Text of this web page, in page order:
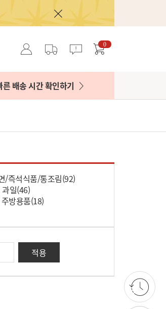
0
배송 시간 확인하기
/즉석식품/통조림(92)
과일(46)
주방용품(18)
적용